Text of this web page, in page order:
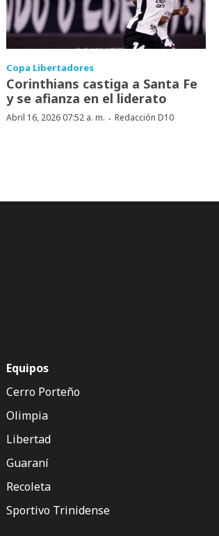
Copa Libertadores
Corinthians castiga a Santa Fe
y se afianza en el liderato
Abril 16, 2026 07:52 a. m. · Redacción D10
Equipos
Cerro Porteño
Olimpia
Libertad
Guaraní
Recoleta
Sportivo Trinidense